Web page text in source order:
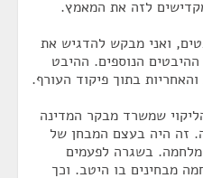
לזה את המאמץ.
ואני מבקש להדגיש את
הנוספים. ההיבט
בתוך פיקוד העורף.
שמשרד מבקר המדינה
זה היה בעצם המבחן של
בשגרה לפעמים
מבחינים בו היטב. וכך